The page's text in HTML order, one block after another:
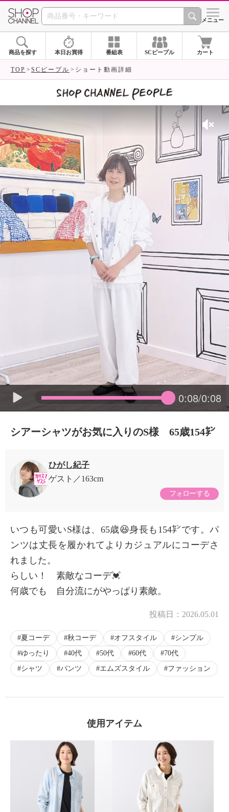
SHOP CHANNEL シメニュー
商品を探す 本日お買得 番組表 SCピープル カート
TOP SCピープル ショート動画詳細
0:08/0:08
×
シアーシャツがお気に入りのS様 65歳154㌢
ひがし紀子
ゲスト
163cm
フォローする
いつも可愛いS様は、65歳😆身長も154㌢です。パ
ンツは丈長を履かれてよりカジュアルにコーデさ
れました。
らしい！ 素敵なコーデ💓
何歳でも 自分流にがやっぱり素敵。
投稿日： 2026.05.01
夏コーデ 秋コーデ オフスタイル
シンプル
ゆったり
40代 50代 60代
70代
シャツ
パンツ エムズスタイル ファッション
使用アイテム